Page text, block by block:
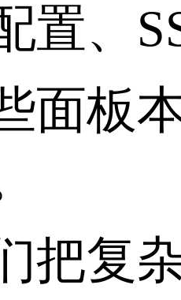
置、
板本
复杂